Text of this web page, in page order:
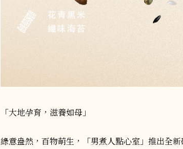
「大地孕育，滋養如母」
綠意盎然，百物萌生，「男煮人點心室」推出全